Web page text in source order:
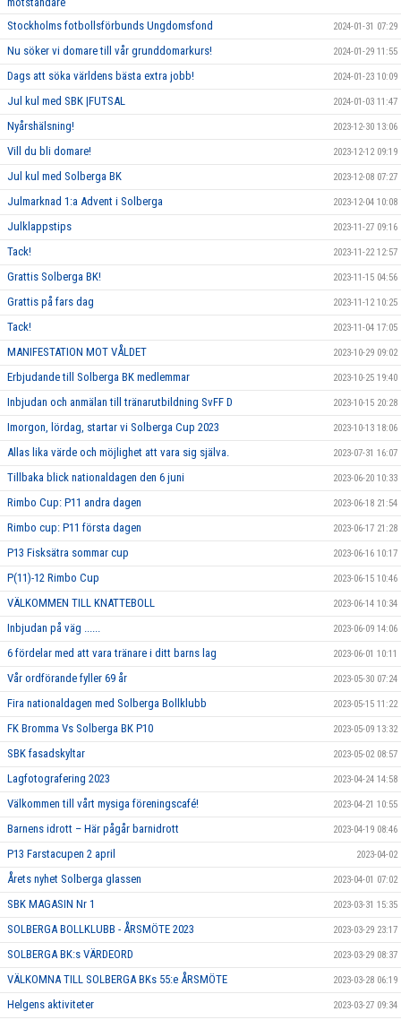
Stockholms fotbollsförbunds Ungdomsfond
2024-01-31 07:29
Nu söker vi domare till vår grunddomarkurs! 2024-01-29 11:55
Dags att söka världens bästa extra jobb! 2024-01-23 10:09
Jul kul med SBK |FUTSAL 2024-01-03 11:47
Nyårshälsning! 2023-12-30 13:06
Vill du bli domare! 2023-12-12 09:19
Jul kul med Solberga BK 2023-12-08 07:27
Julmarknad 1:a Advent i Solberga 2023-12-04 10:08
Julklappstips 2023-11-27 09:16
Tack! 2023-11-22 12:57
Grattis Solberga BK! 2023-11-15 04:56
Grattis på fars dag 2023-11-12 10:25
Tack! 2023-11-04 17:05
MANIFESTATION MOT VÅLDET 2023-10-29 09:02
Erbjudande till Solberga BK medlemmar 2023-10-25 19:40
Inbjudan och anmälan till tränarutbildning SvFF D 2023-10-15 20:28
Imorgon, lördag, startar vi Solberga Cup 2023 2023-10-13 18:06
Allas lika värde och möjlighet att vara sig själva. 2023-07-31 16:07
Tillbaka blick nationaldagen den 6 juni 2023-06-20 10:33
Rimbo Cup: P11 andra dagen 2023-06-18 21:54
Rimbo cup: P11 första dagen 2023-06-17 21:28
P13 Fisksätra sommar cup 2023-06-16 10:17
P(11)-12 Rimbo Cup 2023-06-15 10:46
VÄLKOMMEN TILL KNATTEBOLL 2023-06-14 10:34
Inbjudan på väg ...... 2023-06-09 14:06
6 fördelar med att vara tränare i ditt barns lag 2023-06-01 10:11
Vår ordförande fyller 69 år 2023-05-30 07:24
Fira nationaldagen med Solberga Bollklubb 2023-05-15 11:22
FK Bromma Vs Solberga BK P10 2023-05-09 13:32
SBK fasadskyltar 2023-05-02 08:57
Lagfotografering 2023 2023-04-24 14:58
Välkommen till vårt mysiga föreningscafé! 2023-04-21 10:55
Barnens idrott – Här pågår barnidrott 2023-04-19 08:46
P13 Farstacupen 2 april 2023-04-02
Årets nyhet Solberga glassen 2023-04-01 07:02
SBK MAGASIN Nr 1 2023-03-31 15:35
SOLBERGA BOLLKLUBB - ÅRSMÖTE 2023 2023-03-29 23:17
SOLBERGA BK:s VÄRDEORD 2023-03-29 08:37
VÄLKOMNA TILL SOLBERGA BKs 55:e ÅRSMÖTE 2023-03-28 06:19
Helgens aktiviteter 2023-03-27 09:34